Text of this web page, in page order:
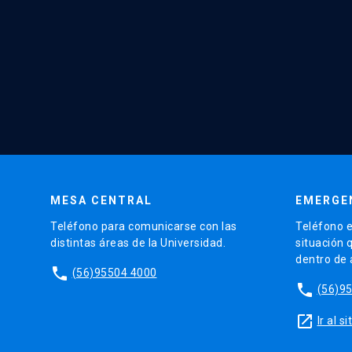
MESA CENTRAL
Teléfono para comunicarse con las
distintas áreas de la Universidad.
phone (56)95504 4000
Teléfono
situación
dentro de
phone
launch Ir al